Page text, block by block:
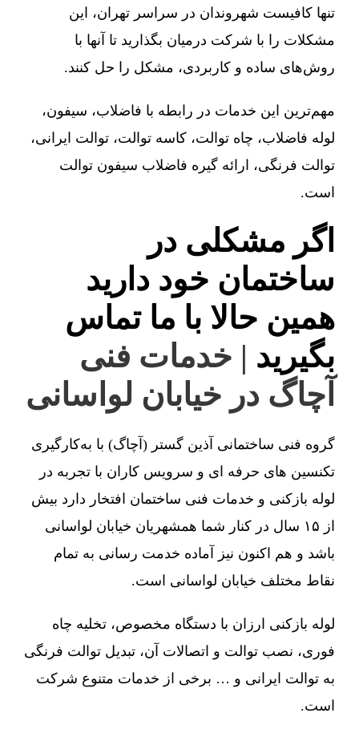
تنها کافیست شهروندان در سراسر تهران، این
مشکلات را با شرکت درمیان بگذارید تا آنها با
روش‌های ساده و کاربردی، مشکل را حل کنند.
مهم‌ترین این خدمات در رابطه با فاضلاب، سیفون،
لوله فاضلاب، چاه توالت، کاسه توالت، توالت ایرانی،
توالت فرنگی، ارائه گیره فاضلاب سیفون توالت
است.
اگر مشکلی در
ساختمان خود دارید
همین حالا با ما تماس
بگیرید | خدمات فنی
آچاگ در خیابان لواسانی
گروه فنی ساختمانی آذین گستر (آچاگ) با به‌کارگیری
تکنسین های حرفه ای و سرویس کاران با تجربه در
لوله بازکنی و خدمات فنی ساختمان افتخار دارد بیش
از ۱۵ سال در کنار شما همشهریان خیابان لواسانی
باشد و هم اکنون نیز آماده خدمت رسانی به تمام
نقاط مختلف خیابان لواسانی است.
لوله بازکنی ارزان با دستگاه مخصوص، تخلیه چاه
فوری، نصب توالت و اتصالات آن، تبدیل توالت فرنگی
به توالت ایرانی و … برخی از خدمات متنوع شرکت
است.